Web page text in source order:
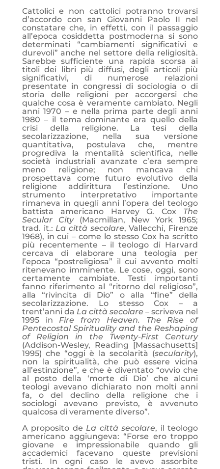
Cattolici e non cattolici potranno trovarsi
d’accordo con san Giovanni Paolo II nel
constatare che, in effetti, con il passaggio
all’epoca cosiddetta postmoderna si sono
determinati “cambiamenti significativi e
durevoli” anche nel settore della religiosità.
Sarebbe sufficiente una rapida scorsa ai
titoli dei libri più diffusi, degli articoli più
significativi, di numerose relazioni
presentate in congressi di sociologia o di
storia delle religioni per accorgersi che
qualche cosa è veramente cambiato. Negli
anni 1970 – e nella prima parte degli anni
1980 – il tema dominante era quello della
crisi della religione. La tesi della
secolarizzazione, nella sua versione
quantitativa, postulava che, mentre
progrediva la mentalità scientifica, nelle
società industriali avanzate c’era sempre
meno religione; non mancava chi
prospettava come futuro evolutivo della
religione addirittura l’estinzione. Uno
strumento interpretativo importante
rimaneva in quegli anni l’opera del teologo
battista americano Harvey G. Cox The
Secular City(Macmillan, New York 1965;
trad. it.: La città secolare, Vallecchi, Firenze
1968), in cui – come lo stesso Cox ha scritto
più recentemente – il teologo di Harvard
cercava di elaborare una teologia per
l’epoca “postreligiosa” il cui avvento molti
ritenevano imminente. Le cose, oggi, sono
certamente cambiate. Testi importanti
fanno riferimento al “ritorno del religioso”,
alla “rivincita di Dio” o alla “fine” della
secolarizzazione. Lo stesso Cox – a
trent’anni da La città secolare – scriveva nel
1995 in Fire from Heaven. The Rise of
Pentecostal Spirituality and the Reshaping
of Religion in the Twenty-First Century
(Addison-Wesley, Reading [Massachusetts]
1995) che “oggi è la secolarità (secularity),
non la spiritualità, che può essere vicina
all’estinzione”, e che è diventato “ovvio che
al posto della ‘morte di Dio’ che alcuni
teologi avevano dichiarato non molti anni
fa, o del declino della religione che i
sociologi avevano previsto, è avvenuto
qualcosa di veramente diverso”.
A proposito de La città secolare, il teologo
americano aggiungeva: “Forse ero troppo
giovane e impressionabile quando gli
accademici facevano queste previsioni
tristi. In ogni caso le avevo assorbite